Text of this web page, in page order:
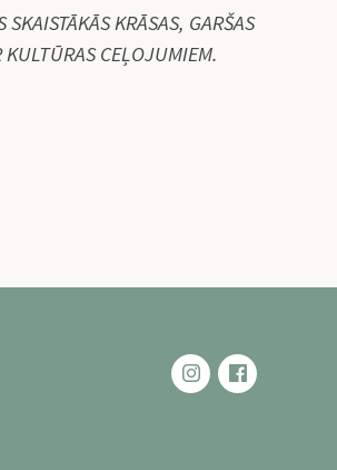
KRĀSAS, GARŠAS
KULTŪRAS CEĻOJUMIEM.